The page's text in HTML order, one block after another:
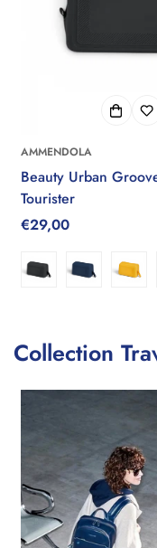
AMMENDOLA
Beauty Urban
Tourister
Prezzo
€29,00
Collection